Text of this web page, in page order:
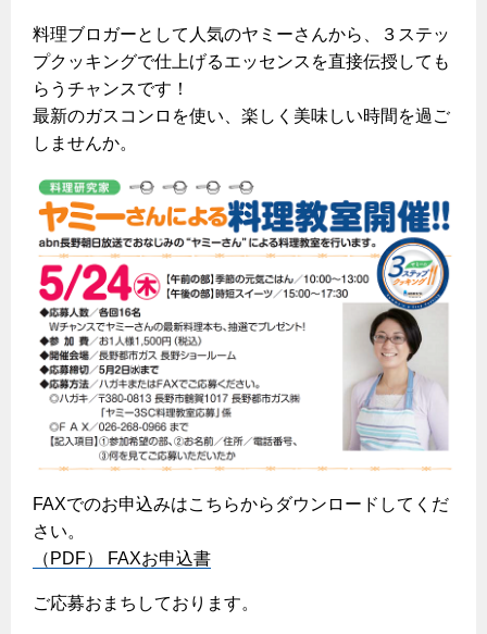
口座振替によるお支払い
クレジットカードによるお支払い
払込書による窓口でのお支払い
検針について
原料費調整制度について
こんなときは
ガスくさいとき・警報器が鳴ったとき
ガスが出ないとき
ガスメーターの復帰方法
ガス器具が故障したとき
ガス給湯器・風呂釜の凍結予防方法
故障診断
清掃性
ガス給湯器とエコキュートの比較
経済性
ライフスタイルの変化に対応するエコジョーズ
ガス・電気併用住宅とオール電化住宅の比較
経済性、環境性、創エネ
ライフステージ別に比較する
30代
40代～50代
オススメの商品一覧
最新ガスコンロの実力
グリル活用法
コンロの取替えは
レンジフード
レンジフード
オーブン・炊飯器
オーブン
警報器
バスルーム
キッチンをリフォーム
バスルームをリフォーム
サニタリーをリフォーム
その他をリフォーム
リフォーム事例紹介
3つのあんしん宣言
テレビCM
スタッフ
リフォームの流れ
補助金について
リフォームのお知らせ
ショールーム
リフォームについてのお問い合わせ
電力の自由化について
長野都市ガスのでんきのポイント
電気料金 長野都市ガスでんきプラン
都市ガスでんき 従量電灯Ｂ
都市ガスでんき 従量電灯Ｃ
都市ガスでんき 低圧電力
電気料金の計算について
ご請求とお支払い
約款
電気料金のシミュレーション
ご契約・お手続き
お申込み
停電時の対応
よくあるご質問
Chef Ropia's JOYFUL CUISINE
ヤミーのレシピ帖
食育活動について
エコ・クッキング
料理教室レンタル
法人のお客様へ
お問合わせ・資料請求 ショールーム
情報誌 企業情報
採用情報
料理ブロガーとして人気のヤミーさんから、３ステッ
プクッキングで仕上げるエッセンスを直接伝授しても
らうチャンスです！
最新のガスコンロを使い、楽しく美味しい時間を過ご
しませんか。
FAXでのお申込みはこちらからダウンロードしてくだ
さい。
（PDF） FAXお申込書
ご応募おまちしております。